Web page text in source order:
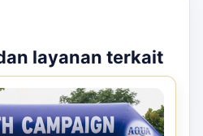
layanan terkait